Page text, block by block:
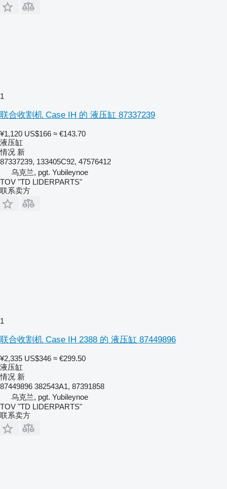
1
联合收割机 Case IH 的 液压缸 87337239
¥1,120 US$166 ≈ €143.70
液压缸
情况 新
87337239, 133405C92, 47576412
乌克兰, pgt. Yubileynoe
TOV "TD LIDERPARTS"
联系卖方
1
联合收割机 Case IH 2388 的 液压缸 87449896
¥2,335 US$346 ≈ €299.50
液压缸
情况 新
87449896 382543A1, 87391858
乌克兰, pgt. Yubileynoe
TOV "TD LIDERPARTS"
联系卖方